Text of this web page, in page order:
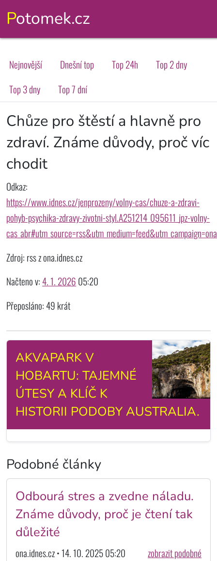
Potomek.cz
Nejnovější Dnešní top Top 24h
Top 2 dny
Top 3 dny
Top 7 dní
Chůze pro štěstí a hlavně pro
zdraví. Známe důvody, proč víc
chodit
Odkaz:
https://www.idnes.cz/jenprozeny/volny-cas/chuze-a-zdravi-
pohyb-psychika-zdravy-zivotni-styl.A251214_095611_jpz-volny-
Zdroj: rss z ona.idnes.cz
Načteno v: 4. 1. 2026 05:20
Přeposláno: 49 krát
AKVAPARK V
HOBARTU: TAJEMNÉ
ÚTESY A KLÍČ K
HISTORII PODOBY AUSTRALIA.
Podobné články
Odbourá stres a zvedne náladu.
Známe důvody, proč je čtení tak
důležité
ona.idnes.cz • 14. 10. 2025 05:20 zobrazit podobné